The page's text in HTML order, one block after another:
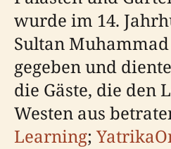
wurde im 14.
Sultan
gegeben und
die Gäste, die den
Westen aus
Learning;